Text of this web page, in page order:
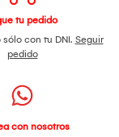
tu pedido
con tu DNI. Seguir
pedido
con nosotros